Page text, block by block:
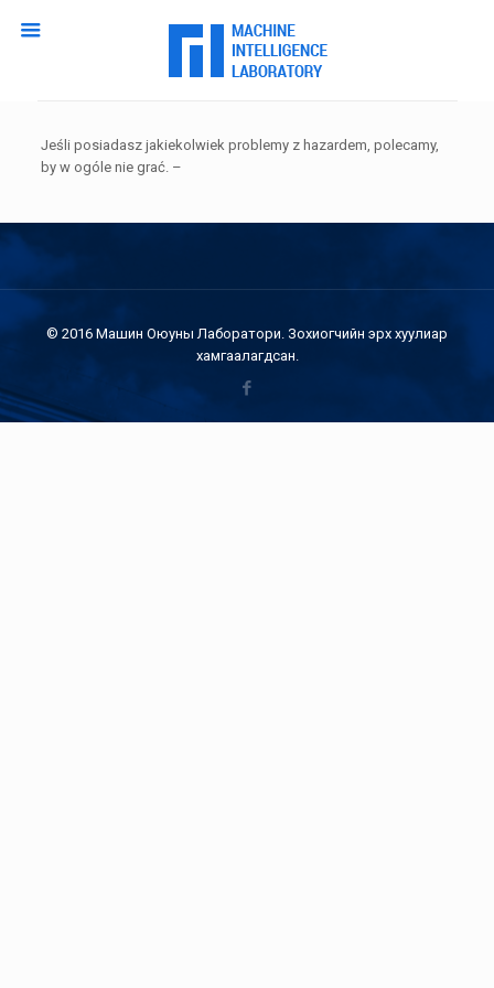
Jeśli posiadasz jakiekolwiek problemy z hazardem, polecamy,
by w ogóle nie grać. –
© 2016 Машин Оюуны Лаборатори. Зохиогчийн эрх хуулиар
хамгаалагдсан.